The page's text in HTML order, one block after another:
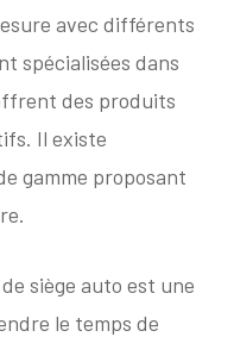
avec différents
spécialisées dans
des produits
Il existe
gamme proposant
siège auto est une
le temps de